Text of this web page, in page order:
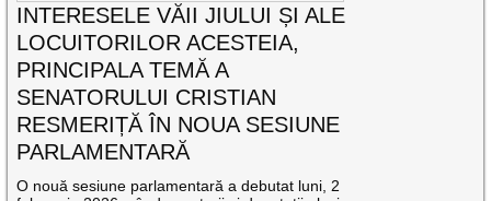
INTERESELE VĂII JIULUI ȘI ALE
LOCUITORILOR ACESTEIA,
PRINCIPALA TEMĂ A
SENATORULUI CRISTIAN
RESMERIȚĂ ÎN NOUA SESIUNE
PARLAMENTARĂ
O nouă sesiune parlamentară a debutat luni, 2